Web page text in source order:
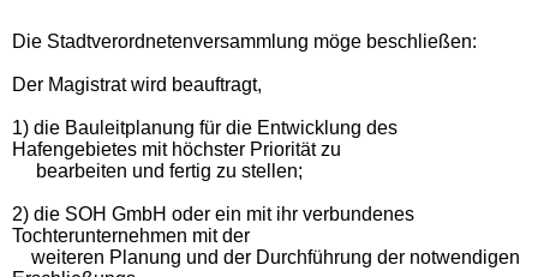
Die Stadtverordnetenversammlung möge beschließen:
Der Magistrat wird beauftragt,
1) die Bauleitplanung für die Entwicklung des
Hafengebietes mit höchster Priorität zu
bearbeiten und fertig zu stellen;
2) die SOH GmbH oder ein mit ihr verbundenes
Tochterunternehmen mit der
weiteren Planung und der Durchführung der notwendigen